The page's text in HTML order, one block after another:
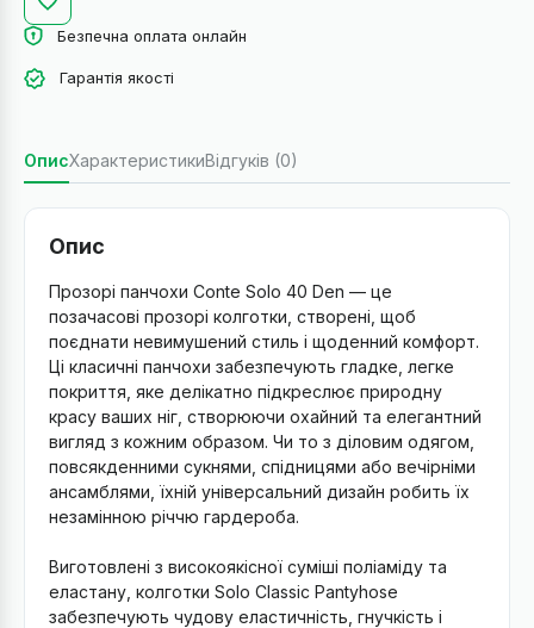
Безпечна оплата онлайн
Гарантія якості
ОписХарактеристикиВідгуків (0)
Опис
Прозорі панчохи Conte Solo 40 Den — це
позачасові прозорі колготки, створені, щоб
поєднати невимушений стиль і щоденний комфорт.
Ці класичні панчохи забезпечують гладке, легке
покриття, яке делікатно підкреслює природну
красу ваших ніг, створюючи охайний та елегантний
вигляд з кожним образом. Чи то з діловим одягом,
повсякденними сукнями, спідницями або вечірніми
ансамблями, їхній універсальний дизайн робить їх
незамінною річчю гардероба.
Виготовлені з високоякісної суміші поліаміду та
еластану, колготки Solo Classic Pantyhose
забезпечують чудову еластичність, гнучкість і